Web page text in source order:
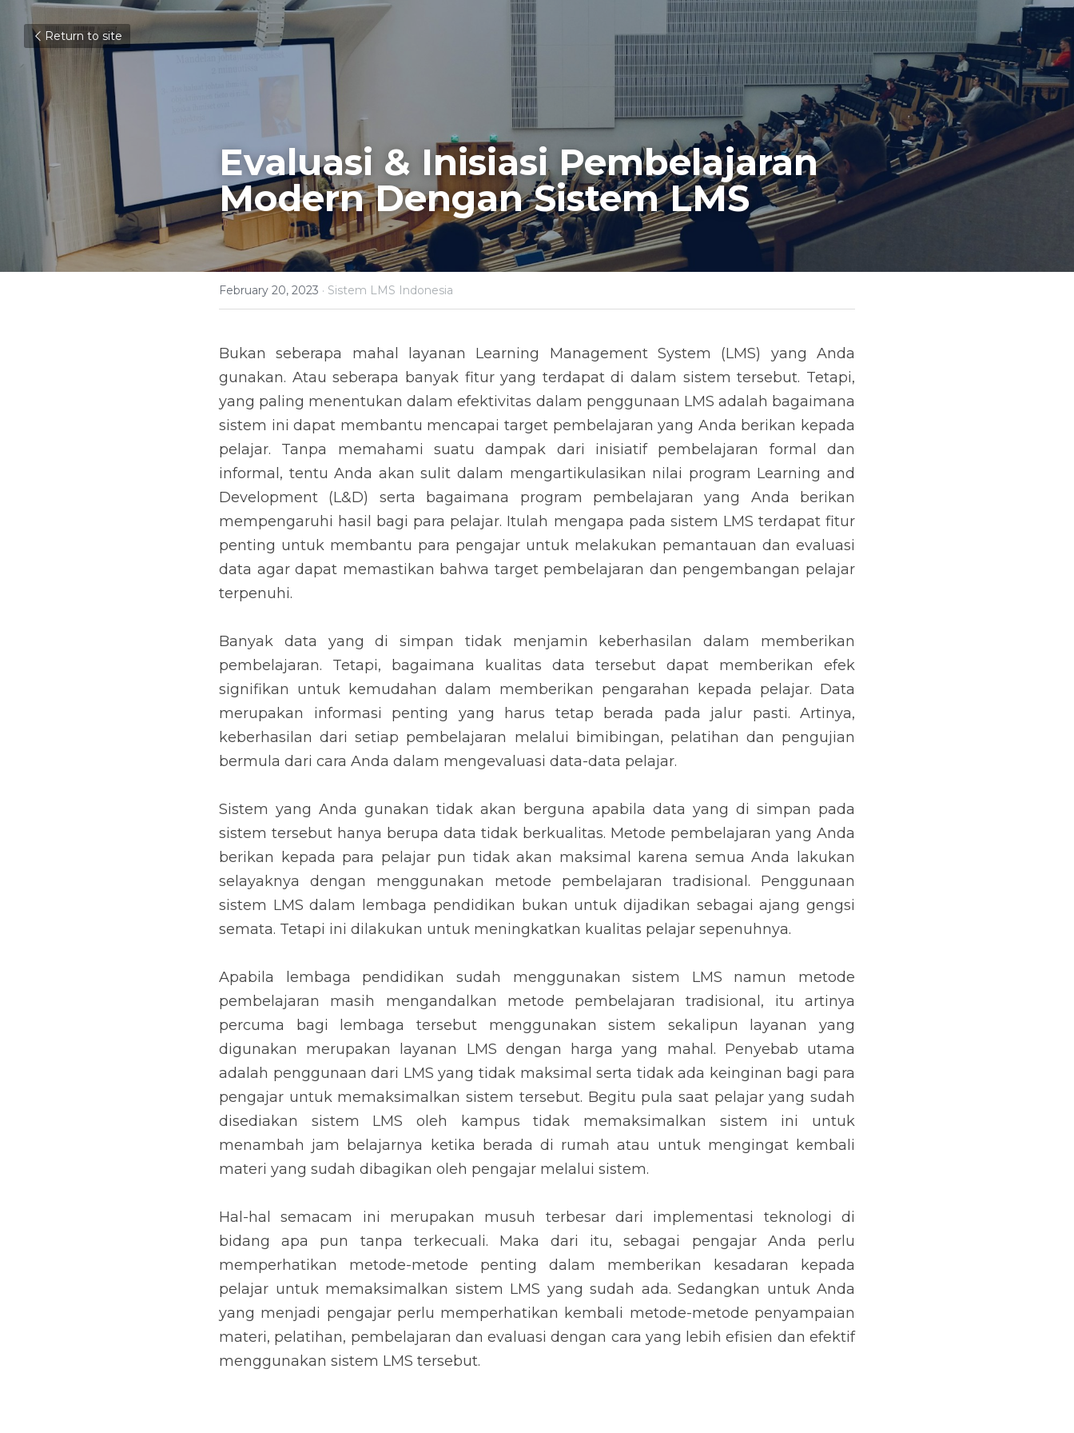
Return to site
Evaluasi & Inisiasi Pembelajaran
Modern Dengan Sistem LMS
February 20, 2023 · Sistem LMS Indonesia
Bukan seberapa mahal layanan Learning Management System (LMS) yang Anda
gunakan. Atau seberapa banyak fitur yang terdapat di dalam sistem tersebut. Tetapi,
yang paling menentukan dalam efektivitas dalam penggunaan LMS adalah bagaimana
sistem ini dapat membantu mencapai target pembelajaran yang Anda berikan kepada
pelajar. Tanpa memahami suatu dampak dari inisiatif pembelajaran formal dan
informal, tentu Anda akan sulit dalam mengartikulasikan nilai program Learning and
Development (L&D) serta bagaimana program pembelajaran yang Anda berikan
mempengaruhi hasil bagi para pelajar. Itulah mengapa pada sistem LMS terdapat fitur
penting untuk membantu para pengajar untuk melakukan pemantauan dan evaluasi
data agar dapat memastikan bahwa target pembelajaran dan pengembangan pelajar
terpenuhi.
Banyak data yang di simpan tidak menjamin keberhasilan dalam memberikan
pembelajaran. Tetapi, bagaimana kualitas data tersebut dapat memberikan efek
signifikan untuk kemudahan dalam memberikan pengarahan kepada pelajar. Data
merupakan informasi penting yang harus tetap berada pada jalur pasti. Artinya,
keberhasilan dari setiap pembelajaran melalui bimibingan, pelatihan dan pengujian
bermula dari cara Anda dalam mengevaluasi data-data pelajar.
Sistem yang Anda gunakan tidak akan berguna apabila data yang di simpan pada
sistem tersebut hanya berupa data tidak berkualitas. Metode pembelajaran yang Anda
berikan kepada para pelajar pun tidak akan maksimal karena semua Anda lakukan
selayaknya dengan menggunakan metode pembelajaran tradisional. Penggunaan
sistem LMS dalam lembaga pendidikan bukan untuk dijadikan sebagai ajang gengsi
semata. Tetapi ini dilakukan untuk meningkatkan kualitas pelajar sepenuhnya.
Apabila lembaga pendidikan sudah menggunakan sistem LMS namun metode
pembelajaran masih mengandalkan metode pembelajaran tradisional, itu artinya
percuma bagi lembaga tersebut menggunakan sistem sekalipun layanan yang
digunakan merupakan layanan LMS dengan harga yang mahal. Penyebab utama
adalah penggunaan dari LMS yang tidak maksimal serta tidak ada keinginan bagi para
pengajar untuk memaksimalkan sistem tersebut. Begitu pula saat pelajar yang sudah
disediakan sistem LMS oleh kampus tidak memaksimalkan sistem ini untuk
menambah jam belajarnya ketika berada di rumah atau untuk mengingat kembali
materi yang sudah dibagikan oleh pengajar melalui sistem.
Hal-hal semacam ini merupakan musuh terbesar dari implementasi teknologi di
bidang apa pun tanpa terkecuali. Maka dari itu, sebagai pengajar Anda perlu
memperhatikan metode-metode penting dalam memberikan kesadaran kepada
pelajar untuk memaksimalkan sistem LMS yang sudah ada. Sedangkan untuk Anda
yang menjadi pengajar perlu memperhatikan kembali metode-metode penyampaian
materi, pelatihan, pembelajaran dan evaluasi dengan cara yang lebih efisien dan efektif
menggunakan sistem LMS tersebut.